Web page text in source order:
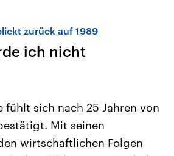
Anhalt
USA
Aktuelle Beiträge,
zurück auf 1989
ich nicht
fühlt sich nach 25 Jahren von
Mit seinen
wirtschaftlichen Folgen